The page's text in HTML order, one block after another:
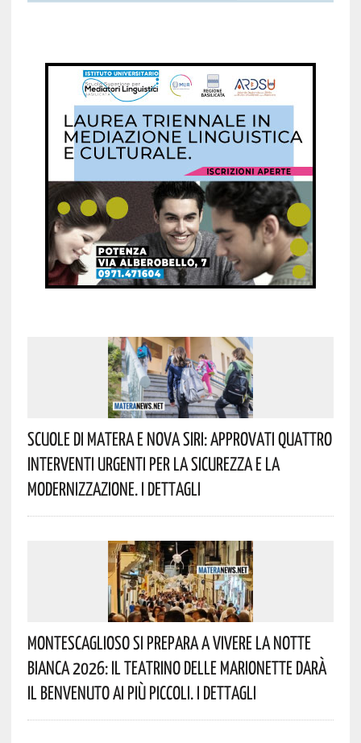
Scuole Di Matera E Nova Siri: Approvati Quattro
Interventi Urgenti Per La Sicurezza E La
Modernizzazione. I Dettagli
Montescaglioso Si Prepara A Vivere La Notte
Bianca 2026: Il Teatrino Delle Marionette Darà
Il Benvenuto Ai Più Piccoli. I Dettagli